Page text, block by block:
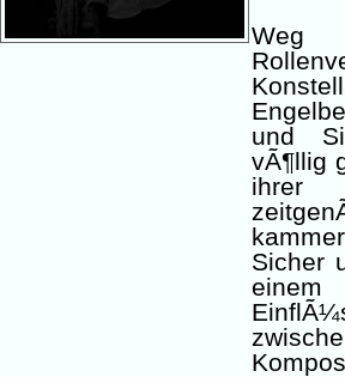
Weg
und
vÃ¶llig
ihrer
Sicher